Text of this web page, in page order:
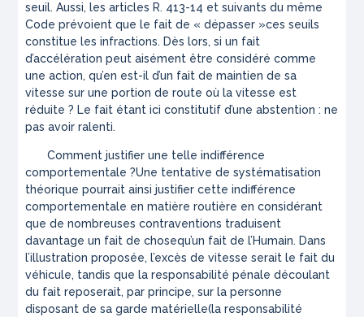
seuil. Aussi, les articles R. 413-14 et suivants du même
Code prévoient que le fait de « dépasser »ces seuils
constitue les infractions. Dès lors, si un fait
d’accélération peut aisément être considéré comme
une action, qu’en est-il d’un fait de maintien de sa
vitesse sur une portion de route où la vitesse est
réduite ? Le fait étant ici constitutif d’une abstention : ne
pas avoir ralenti.
Comment justifier une telle indifférence
comportementale ?Une tentative de systématisation
théorique pourrait ainsi justifier cette indifférence
comportementale en matière routière en considérant
que de nombreuses contraventions traduisent
davantageun fait de chosequ’un fait de l’Humain. Dans
l’illustration proposée, l’excès de vitesse serait le fait du
véhicule, tandis que la responsabilité pénale découlant
du fait reposerait, par principe, sur la personne
disposant de sagarde matérielle(la responsabilité